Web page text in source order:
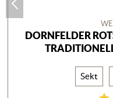
DORNFELDER
Sekt